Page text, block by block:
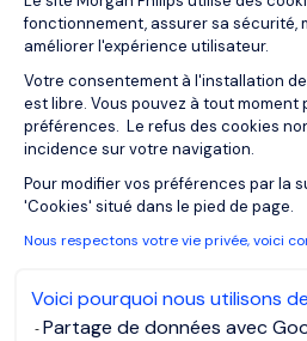
fonctionnement, assurer sa sécurité,
améliorer l'expérience utilisateur.
Votre consentement à l'installation
est libre. Vous pouvez à tout moment
préférences. Le refus des cookies
incidence sur votre navigation.
Pour modifier vos préférences par la
'Cookies' situé dans le pied de page.
Nous respectons votre vie privée, voici
Voici pourquoi nous utilisons
Partage de données avec